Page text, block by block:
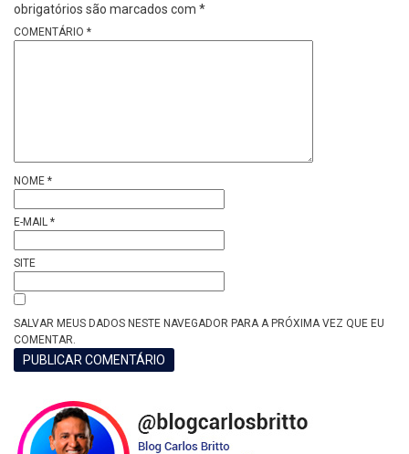
obrigatórios são marcados com *
COMENTÁRIO *
NOME *
E-MAIL *
SITE
SALVAR MEUS DADOS NESTE NAVEGADOR PARA A PRÓXIMA VEZ QUE EU
COMENTAR.